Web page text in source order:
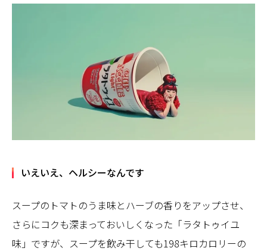
いえいえ、ヘルシーなんです
スープのトマトのうま味とハーブの香りをアップさせ、
さらにコクも深まっておいしくなった「ラタトゥイユ
味」ですが、スープを飲み干しても198キロカロリーの